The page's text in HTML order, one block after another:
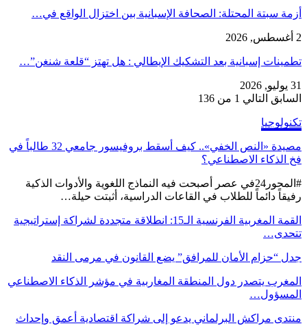
أزمة سبتة المحتلة: الصحافة الإسبانية بين اختزال الواقع في…
2 أغسطس, 2026
تطمينات إسبانية بعد التشكيك الإيطالي : هل تهتز “قلعة شنغن”…
31 يوليو, 2026
السابق التالي 1 من 136
تكنولوجيا
مصيدة «النص الخفي».. كيف أسقط بروفيسور جامعي 32 طالباً في
فخ الذكاء الاصطناعي؟
#المحور24 ​في عصر أصبحت فيه النماذج اللغوية والأدوات الذكية
رفيقاً دائماً للطلاب في القاعات الدراسية، أثبتت حيلة…
القمة المغربية الفرنسية الـ15: انطلاقة متجددة لشراكة إستراتيجية
تتحدى…
جدل “حزام الأمان للمرافق” يضع القانون في مرمى النقد
المغرب يتصدر دول المنطقة المغاربية في مؤشر الذكاء الاصطناعي
المسؤول…
منتدى مراكش البرلماني يدعو إلى شراكة اقتصادية أعمق وإحداث